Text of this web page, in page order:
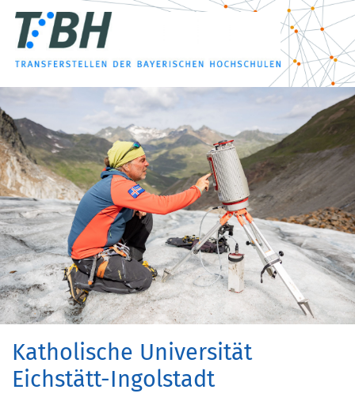
Katholische Universität
Eichstätt-Ingolstadt